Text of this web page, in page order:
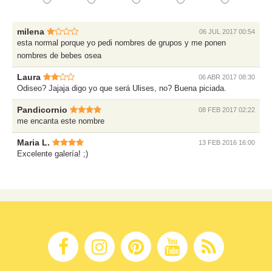
06 JUL 2017 00:54
milena
esta normal porque yo pedi nombres de grupos y me ponen
nombres de bebes osea
06 ABR 2017 08:30
Laura
Odiseo? Jajaja digo yo que será Ulises, no? Buena piciada.
08 FEB 2017 02:22
Pandicornio
me encanta este nombre
13 FEB 2016 16:00
Maria L.
Excelente galería! ;)